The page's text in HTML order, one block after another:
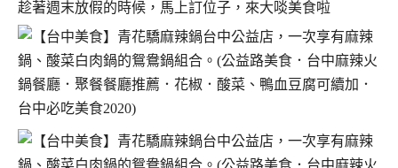
趁著週末放假的時候，馬上訂位子，​​​​​​來大啖美食啦